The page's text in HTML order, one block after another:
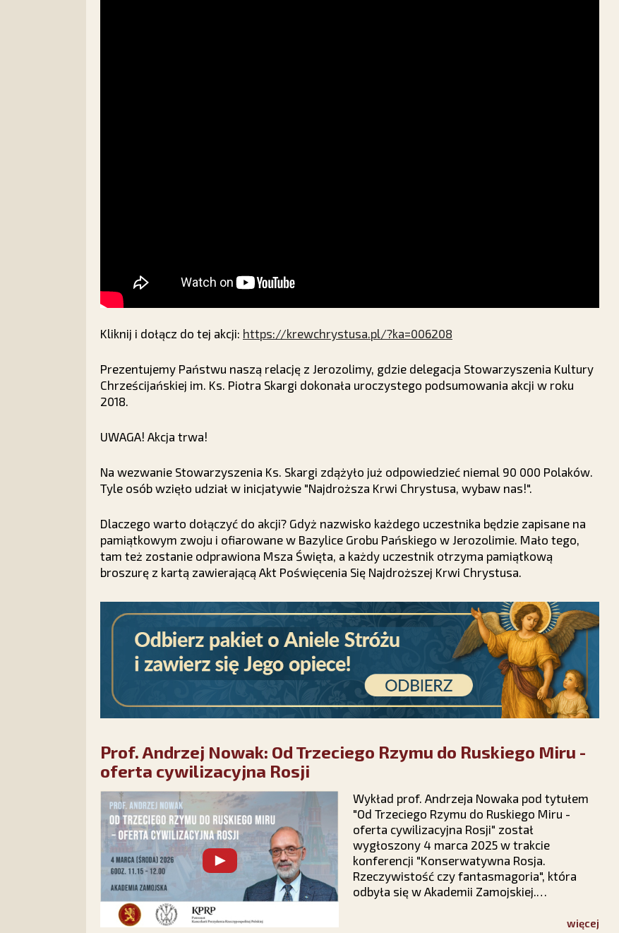
Kliknij i dołącz do tej akcji: https://krewchrystusa.pl/?ka=006208
Prezentujemy Państwu naszą relację z Jerozolimy, gdzie delegacja Stowarzyszenia Kultury
Chrześcijańskiej im. Ks. Piotra Skargi dokonała uroczystego podsumowania akcji w roku
2018.
UWAGA! Akcja trwa!
Na wezwanie Stowarzyszenia Ks. Skargi zdążyło już odpowiedzieć niemal 90 000 Polaków.
Tyle osób wzięło udział w inicjatywie "Najdroższa Krwi Chrystusa, wybaw nas!".
Dlaczego warto dołączyć do akcji? Gdyż nazwisko każdego uczestnika będzie zapisane na
pamiątkowym zwoju i ofiarowane w Bazylice Grobu Pańskiego w Jerozolimie. Mało tego,
tam też zostanie odprawiona Msza Święta, a każdy uczestnik otrzyma pamiątkową
broszurę z kartą zawierającą Akt Poświęcenia Się Najdroższej Krwi Chrystusa.
Prof. Andrzej Nowak: Od Trzeciego Rzymu do Ruskiego Miru -
oferta cywilizacyjna Rosji
Wykład prof. Andrzeja Nowaka pod tytułem
"Od Trzeciego Rzymu do Ruskiego Miru -
oferta cywilizacyjna Rosji" został
wygłoszony 4 marca 2025 w trakcie
konferencji "Konserwatywna Rosja.
Rzeczywistość czy fantasmagoria", która
odbyła się w Akademii Zamojskiej.
Stowarzyszenie Kultury Chrześcijańskiej im.
więcej